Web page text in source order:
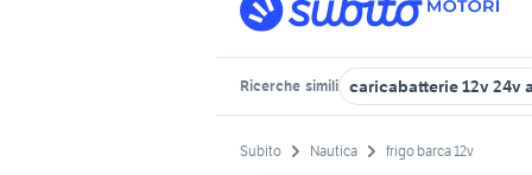
Ricerche simili caricabatterie 12v 24v
Subito Nautica frigo barca 12v